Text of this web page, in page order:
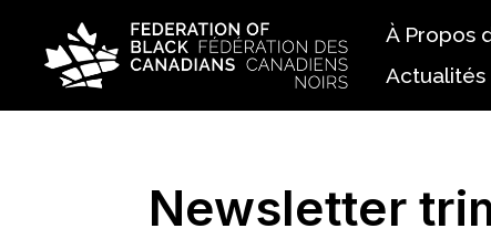
À Propos
Équipe
Newsletter